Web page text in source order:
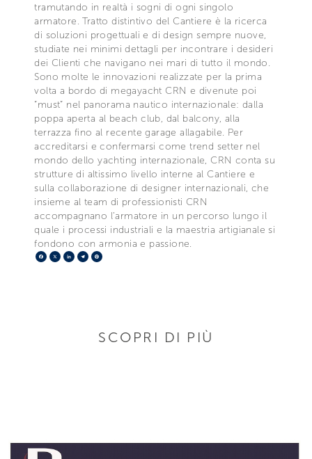
tramutando in realtà i sogni di ogni singolo
armatore. Tratto distintivo del Cantiere è la ricerca
di soluzioni progettuali e di design sempre nuove,
studiate nei minimi dettagli per incontrare i desideri
dei Clienti che navigano nei mari di tutto il mondo.
Sono molte le innovazioni realizzate per la prima
volta a bordo di megayacht CRN e divenute poi
“must” nel panorama nautico internazionale: dalla
poppa aperta al beach club, dal balcony, alla
terrazza fino al recente garage allagabile. Per
accreditarsi e confermarsi come trend setter nel
mondo dello yachting internazionale, CRN conta su
strutture di altissimo livello interne al Cantiere e
sulla collaborazione di designer internazionali, che
insieme al team di professionisti CRN
accompagnano l’armatore in un percorso lungo il
quale i processi industriali e la maestria artigianale si
fondono con armonia e passione.
Facebook
X LinkedIn
Telegram
SCOPRI DI PIÙ